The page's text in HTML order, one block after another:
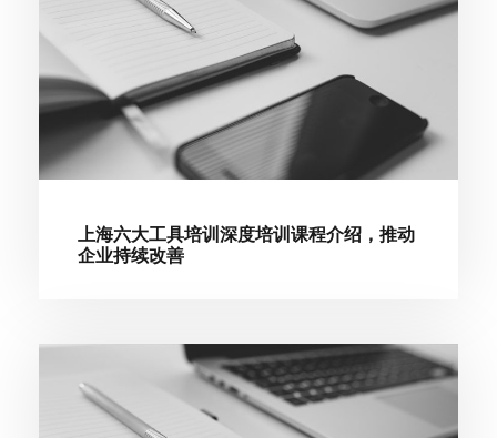
上海六大工具培训深度培训课程介绍，推动
企业持续改善